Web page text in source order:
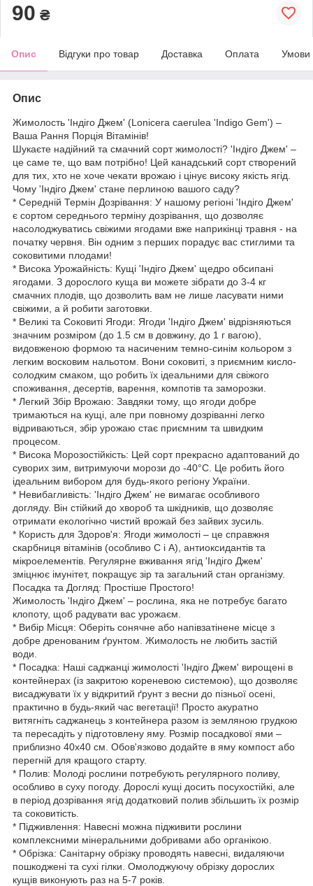
90 ₴
Опис Відгуки про товар Доставка Оплата Умови
Опис
Жимолость 'Індіго Джем' (Lonicera caerulea 'Indigo Gem') –
Ваша Рання Порція Вітамінів!
Шукаєте надійний та смачний сорт жимолості? 'Індіго Джем' –
це саме те, що вам потрібно! Цей канадський сорт створений
для тих, хто не хоче чекати врожаю і цінує високу якість ягід.
Чому 'Індіго Джем' стане перлиною вашого саду?
* Середній Термін Дозрівання: У нашому регіоні 'Індіго Джем'
є сортом середнього терміну дозрівання, що дозволяє
насолоджуватись свіжими ягодами вже наприкінці травня - на
початку червня. Він одним з перших порадує вас стиглими та
соковитими плодами!
* Висока Урожайність: Кущі 'Індіго Джем' щедро обсипані
ягодами. З дорослого куща ви можете зібрати до 3-4 кг
смачних плодів, що дозволить вам не лише ласувати ними
свіжими, а й робити заготовки.
* Великі та Соковиті Ягоди: Ягоди 'Індіго Джем' відрізняються
значним розміром (до 1.5 см в довжину, до 1 г вагою),
видовженою формою та насиченим темно-синім кольором з
легким восковим нальотом. Вони соковиті, з приємним кисло-
солодким смаком, що робить їх ідеальними для свіжого
споживання, десертів, варення, компотів та заморозки.
* Легкий Збір Врожаю: Завдяки тому, що ягоди добре
тримаються на кущі, але при повному дозріванні легко
відриваються, збір урожаю стає приємним та швидким
процесом.
* Висока Морозостійкість: Цей сорт прекрасно адаптований до
суворих зим, витримуючи морози до -40°C. Це робить його
ідеальним вибором для будь-якого регіону України.
* Невибагливість: 'Індіго Джем' не вимагає особливого
догляду. Він стійкий до хвороб та шкідників, що дозволяє
отримати екологічно чистий врожай без зайвих зусиль.
* Користь для Здоров'я: Ягоди жимолості – це справжня
скарбниця вітамінів (особливо С і А), антиоксидантів та
мікроелементів. Регулярне вживання ягід 'Індіго Джем'
зміцнює імунітет, покращує зір та загальний стан організму.
Посадка та Догляд: Простіше Простого!
Жимолость 'Індіго Джем' – рослина, яка не потребує багато
клопоту, щоб радувати вас урожаєм.
* Вибір Місця: Оберіть сонячне або напівзатінене місце з
добре дренованим ґрунтом. Жимолость не любить застій
води.
* Посадка: Наші саджанці жимолості 'Індіго Джем' вирощені в
контейнерах (із закритою кореневою системою), що дозволяє
висаджувати їх у відкритий ґрунт з весни до пізньої осені,
практично в будь-який час вегетації! Просто акуратно
витягніть саджанець з контейнера разом із земляною грудкою
та пересадіть у підготовлену яму. Розмір посадкової ями –
приблизно 40х40 см. Обов'язково додайте в яму компост або
перегній для кращого старту.
* Полив: Молоді рослини потребують регулярного поливу,
особливо в суху погоду. Дорослі кущі досить посухостійкі, але
в період дозрівання ягід додатковий полив збільшить їх розмір
та соковитість.
* Підживлення: Навесні можна підживити рослини
комплексними мінеральними добривами або органікою.
* Обрізка: Санітарну обрізку проводять навесні, видаляючи
пошкоджені та сухі гілки. Омолоджуючу обрізку дорослих
кущів виконують раз на 5-7 років.